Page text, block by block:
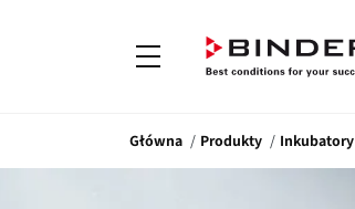
Główna Produkty Inkubatory